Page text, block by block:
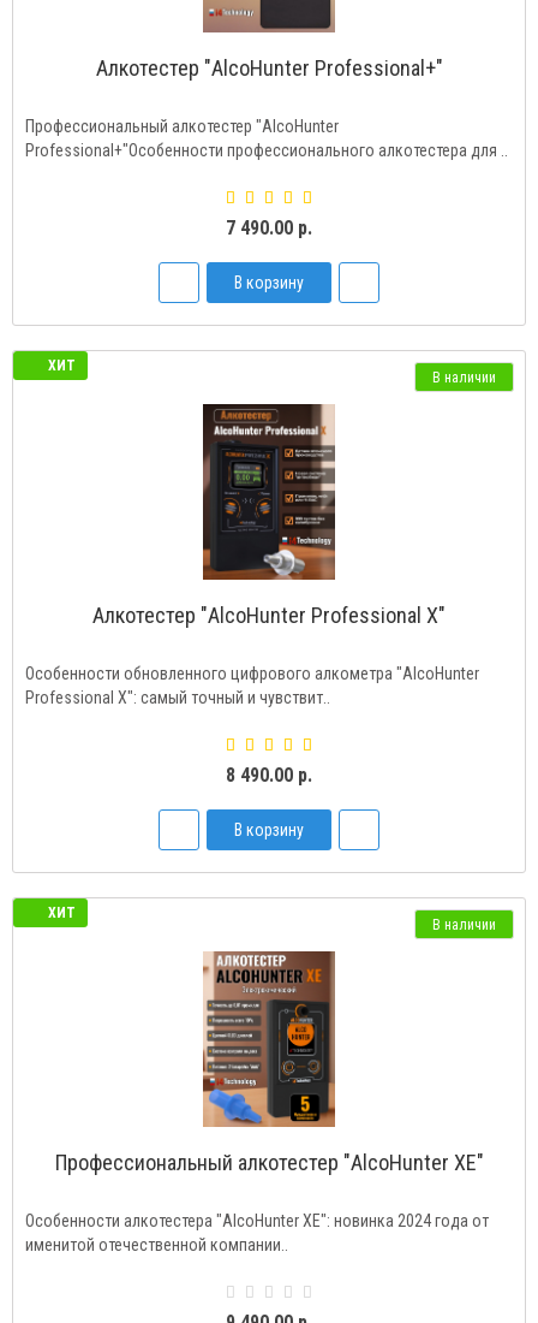
Алкотестер "AlcoHunter Professional+"
Профессиональный алкотестер "AlcoHunter
Professional+"Особенности профессионального алкотестера для ..
7 490.00 р.
В корзину
ХИТ
В наличии
Алкотестер "AlcoHunter Professional X"
Особенности обновленного цифрового алкометра "AlcoHunter
Professional X": самый точный и чувствит..
8 490.00 р.
В корзину
ХИТ
В наличии
Профессиональный алкотестер "AlcoHunter XE"
Особенности алкотестера "AlcoHunter XE": новинка 2024 года от
именитой отечественной компании..